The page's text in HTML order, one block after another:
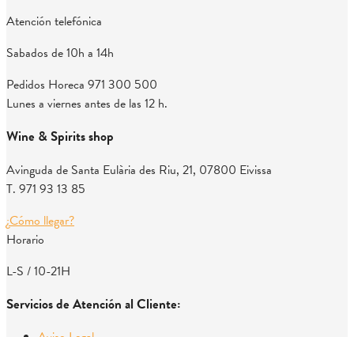
Atención telefónica
Sabados de 10h a 14h
Pedidos Horeca 971 300 500
Lunes a viernes antes de las 12 h.
Wine & Spirits shop
Avinguda de Santa Eulària des Riu, 21, 07800 Eivissa
T. 971 93 13 85
¿Cómo llegar?
Horario
L-S / 10-21H
Servicios de Atención al Cliente: